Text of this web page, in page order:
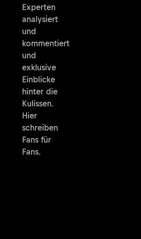
Experten
analysiert
und
kommentiert
und
exklusive
Einblicke
hinter die
Kulissen.
Hier
schreiben
Fans für
Fans.